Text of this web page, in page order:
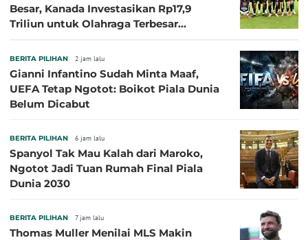
Besar, Kanada Investasikan Rp17,9
Triliun untuk Olahraga Terbesar
BERITA PILIHAN 2 jam lalu
Gianni Infantino Sudah Minta Maaf,
UEFA Tetap Ngotot: Boikot Piala Dunia
Belum Dicabut
BERITA PILIHAN 6 jam lalu
Spanyol Tak Mau Kalah dari Maroko,
Ngotot Jadi Tuan Rumah Final Piala
Dunia 2030
BERITA PILIHAN 7 jam lalu
Thomas Muller Menilai MLS Makin